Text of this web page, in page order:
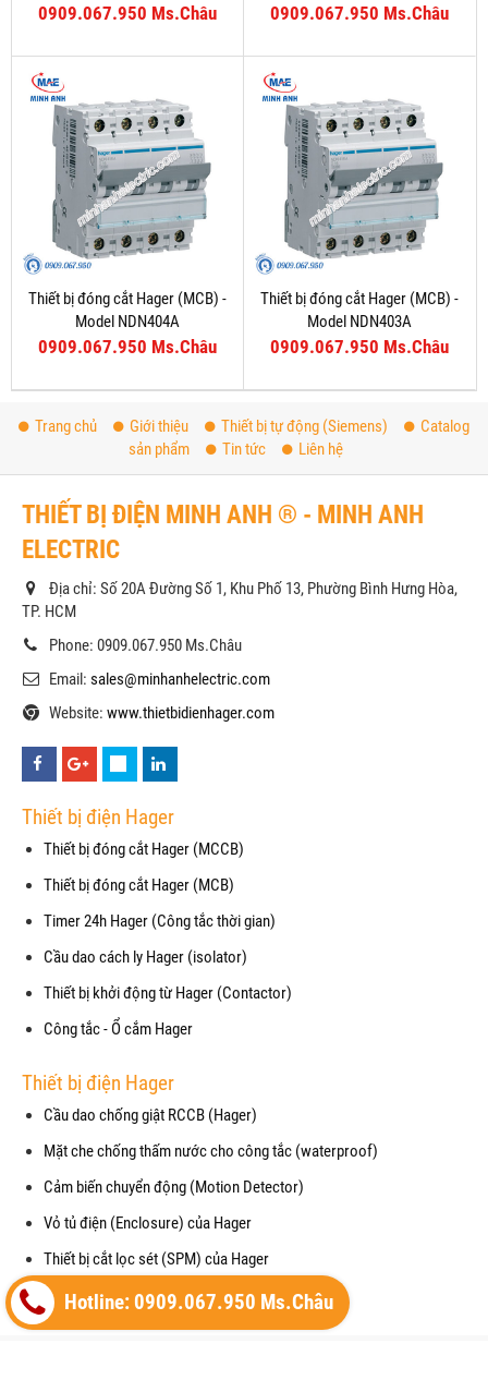
0909.067.950 Ms.Châu 0909.067.950 Ms.Châu
Thiết bị đóng cắt Hager (MCB) -
Model NDN404A
0909.067.950 Ms.Châu
Thiết bị đóng cắt Hager (MCB) -
Model NDN403A
0909.067.950 Ms.Châu
Trang chủ Giới thiệu Thiết bị tự động (Siemens)
Catalog
sản phẩm
Tin tức Liên hệ
THIẾT BỊ ĐIỆN MINH ANH ® - MINH ANH
ELECTRIC
Địa chỉ: Số 20A Đường Số 1, Khu Phố 13, Phường Bình Hưng Hòa,
TP. HCM
Phone: 0909.067.950 Ms.Châu
Email: sales@minhanhelectric.com
Website: www.thietbidienhager.com
Thiết bị điện Hager
Thiết bị đóng cắt Hager (MCCB)
Thiết bị đóng cắt Hager (MCB)
Timer 24h Hager (Công tắc thời gian)
Cầu dao cách ly Hager (isolator)
Thiết bị khởi động từ Hager (Contactor)
Công tắc - Ổ cắm Hager
Thiết bị điện Hager
Cầu dao chống giật RCCB (Hager)
Mặt che chống thấm nước cho công tắc (waterproof)
Cảm biến chuyển động (Motion Detector)
Vỏ tủ điện (Enclosure) của Hager
Thiết bị cắt lọc sét (SPM) của Hager
Máy cắt không khí (ACB) của Hager
Hotline: 0909.067.950 Ms.Châu